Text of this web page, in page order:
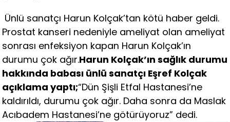
Ünlü sanatçı Harun Kolçak’tan kötü haber geldi.
Prostat kanseri nedeniyle ameliyat olan ameliyat
sonrası enfeksiyon kapan Harun Kolçak’ın
durumu çok ağır.Harun Kolçak’ın sağlık durumu
hakkında babası ünlü sanatçı Eşref Kolçak
açıklama yaptı;“Dün Şişli Etfal Hastanesi’ne
kaldırıldı, durumu çok ağır. Daha sonra da Maslak
Acıbadem Hastanesi’ne götürüyoruz” dedi.